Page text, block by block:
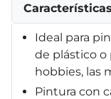
Características
Ideal para
de plástico o
hobbies, las
Pintura con